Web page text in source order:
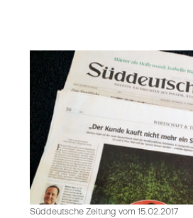
Süddeutsche Zeitung vom 15.02.2017